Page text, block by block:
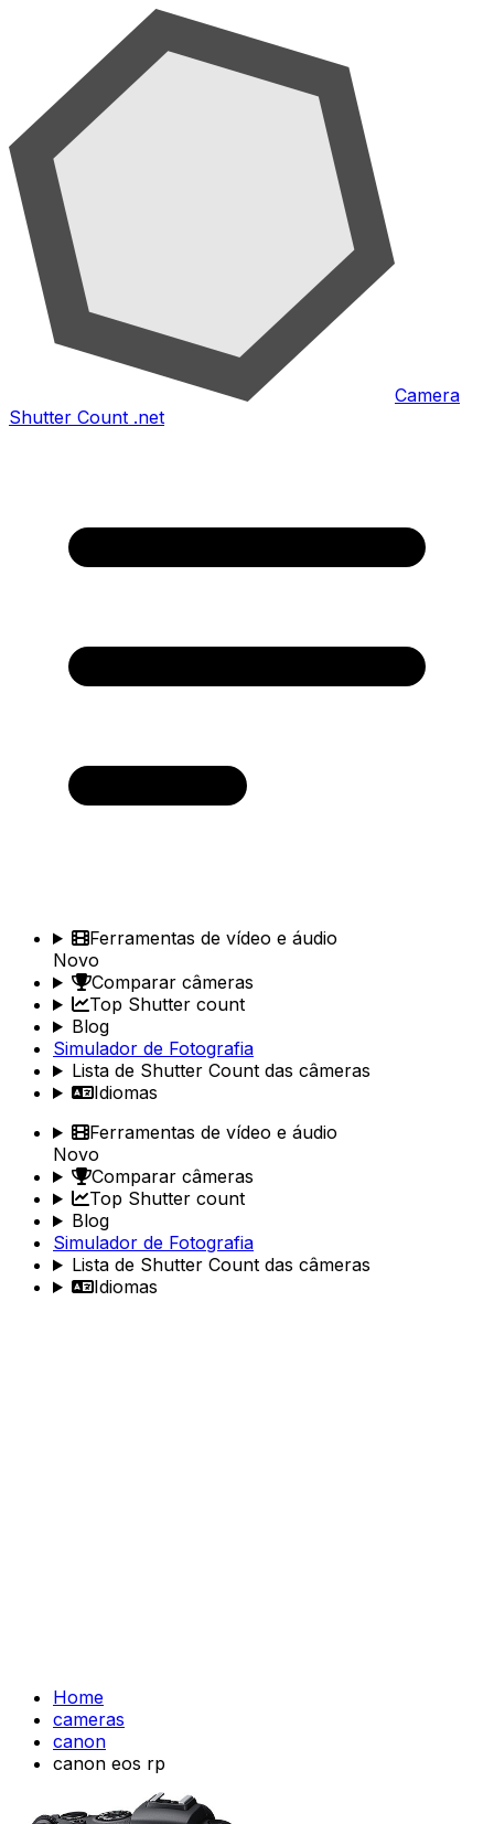
Camera
Shutter Count .net
Ferramentas de vídeo e áudio
Novo
Comparar câmeras
Top Shutter count
Blog
Simulador de Fotografia
Lista de Shutter Count das câmeras
Idiomas
Ferramentas de vídeo e áudio
Novo
Comparar câmeras
Top Shutter count
Blog
Simulador de Fotografia
Lista de Shutter Count das câmeras
Idiomas
Home
cameras
canon
canon eos rp